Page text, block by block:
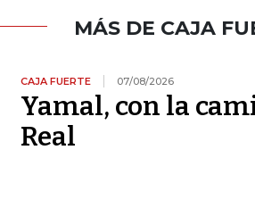
MÁS DE CAJA
CAJA FUERTE 07/08/2026
Yamal, con la
Real